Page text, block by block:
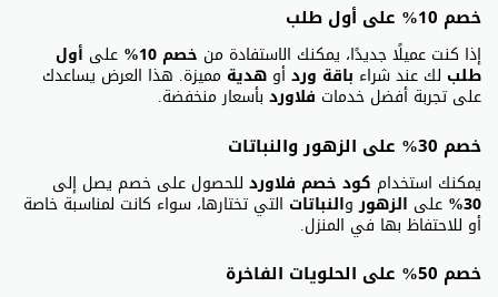
خصم 10% على أول طلب
إذا كنت عميلًا جديدًا، يمكنك الاستفادة من خصم 10% على أول
طلب لك عند شراء باقة وردأو هدية مميزة. هذا العرض يساعدك
على تجربة أفضل خدمات فلاورد بأسعار منخفضة.
خصم 30% على الزهور والنباتات
يمكنك استخدام كود خصم فلاورد للحصول على خصم يصل إلى
30% على الزهوروالنباتات التي تختارها، سواء كانت لمناسبة خاصة
أو للاحتفاظ بها في المنزل.
خصم 50% على الحلويات الفاخرة